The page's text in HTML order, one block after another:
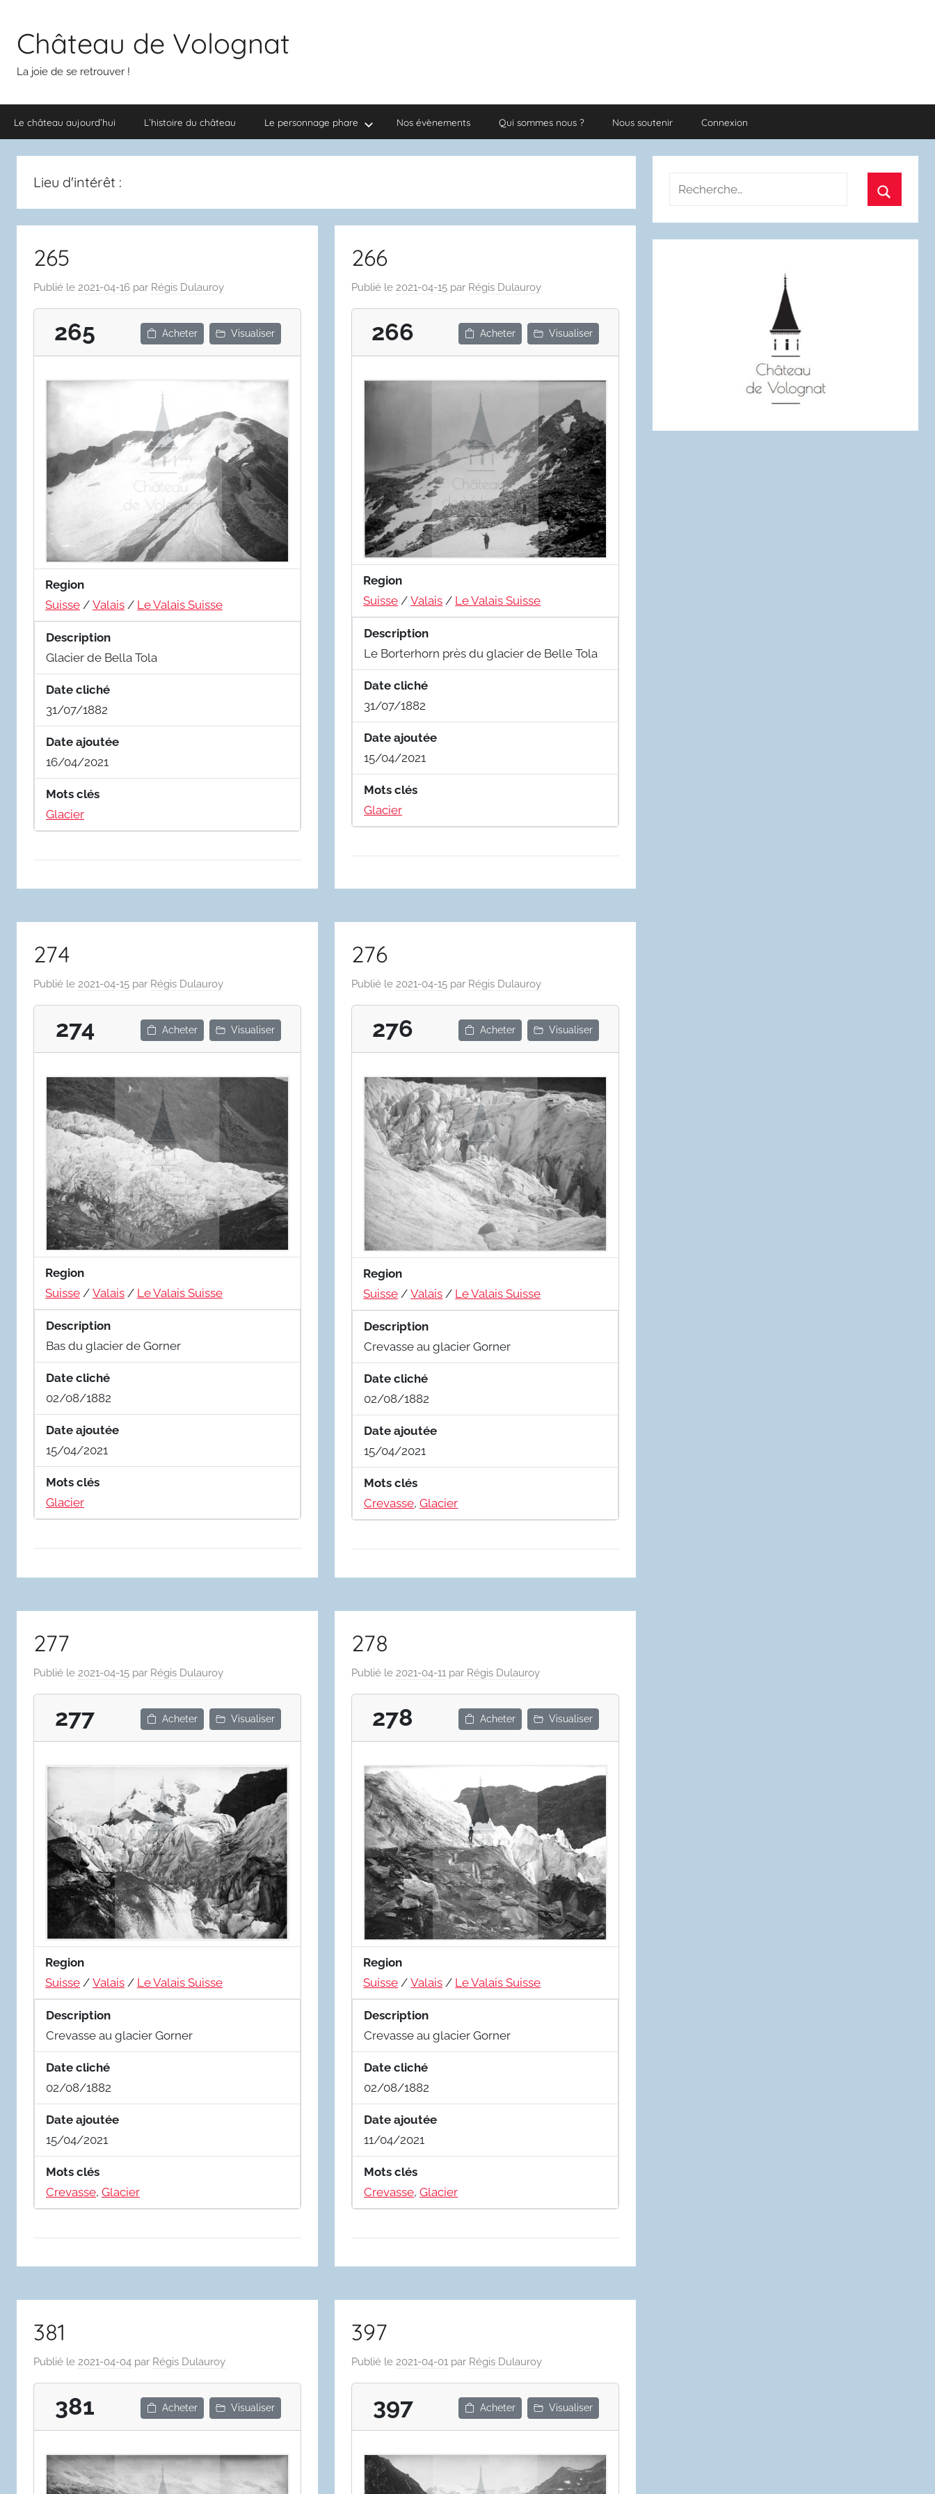
contenuChâteau de Volognat
La joie de se retrouver !
Le château aujourd’hui L’histoire du château Le personnage phare Nos évènements Qui sommes nous ? Nous soutenir Connexion
Lieu d'intérêt :
265
Publié le 2021-04-16 par Régis Dulauroy
265 Acheter Visualiser
Region
Suisse / Valais / Le Valais Suisse
Description
Glacier de Bella Tola
Date cliché
31/07/1882
Date ajoutée
16/04/2021
Mots clés
Glacier
266
Publié le2021-04-15 par Régis Dulauroy
266 Acheter Visualiser
Region
Suisse /Valais / Le Valais Suisse
Description
Le Borterhorn près du glacier de Belle Tola
Date cliché
31/07/1882
Date ajoutée
15/04/2021
Mots clés
Glacier
274
Publié le 2021-04-15 par Régis Dulauroy
274 Acheter Visualiser
Region
Suisse / Valais / Le Valais Suisse
Description
Bas du glacier de Gorner
Date cliché
02/08/1882
Date ajoutée
15/04/2021
Mots clés
Glacier
276
Publié le2021-04-15 par Régis Dulauroy
276 Acheter Visualiser
Region
Suisse /Valais / Le Valais Suisse
Description
Crevasse au glacier Gorner
Date cliché
02/08/1882
Date ajoutée
15/04/2021
Mots clés
Crevasse,Glacier
277
Publié le 2021-04-15 par Régis Dulauroy
277 Acheter Visualiser
Region
Suisse / Valais / Le Valais Suisse
Description
Crevasse au glacier Gorner
Date cliché
02/08/1882
Date ajoutée
15/04/2021
Mots clés
Crevasse, Glacier
278
Publié le 2021-04-11 par Régis Dulauroy
278 Acheter Visualiser
Region
Suisse /Valais / Le Valais Suisse
Description
Crevasse au glacier Gorner
Date cliché
02/08/1882
Date ajoutée
11/04/2021
Mots clés
Crevasse,Glacier
381
Publié le 2021-04-04 par Régis Dulauroy
381 Acheter Visualiser
397
Publié le2021-04-01 par Régis Dulauroy
397 Acheter Visualiser
Recherche
: